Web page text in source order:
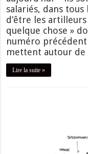
salariés, dans
d’être les
quelque chose »
numéro
mettent autour
Lire la suite »